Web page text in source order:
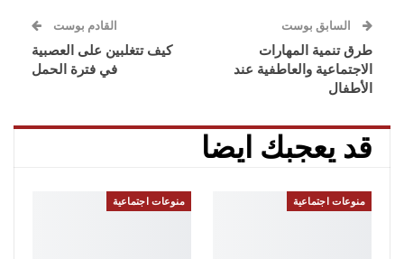
السابق بوست
طرق تنمية المهارات
الاجتماعية والعاطفية عند
الأطفال
القادم بوست
كيف تتغلبين على العصبية
في فترة الحمل
قد يعجبك ايضا
منوعات اجتماعية منوعات اجتماعية